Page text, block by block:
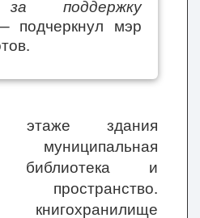
поддержку
подчеркнул мэр
здания
муниципальная
библиотека и
пространство.